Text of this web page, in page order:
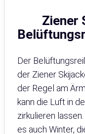
Ziener
Der
der Ziener
der Regel am
kann die Luft in
zirkulieren
es auch Winter,